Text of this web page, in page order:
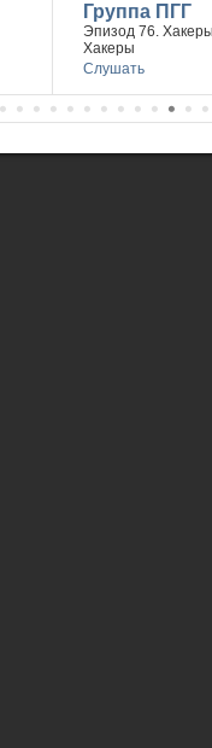
Группа ПГГ
Эпизод 76.
Хакеры
Слушать